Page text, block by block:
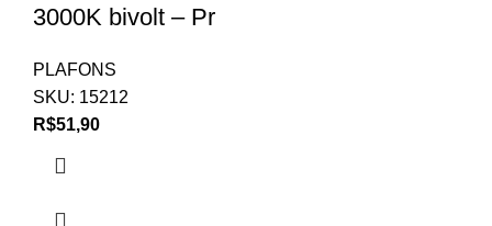
3000K bivolt – Pr
PLAFONS
SKU: 15212
R$51,90